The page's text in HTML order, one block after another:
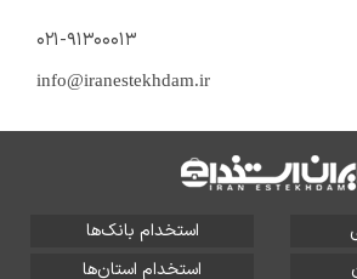
۰۲۱-۹۱۳۰۰۰۱۳
info@iranestekhdam.ir
استخدام بانک‌ها
استخدام استان‌ها